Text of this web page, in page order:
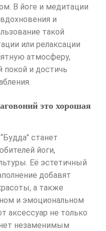
В йоге и медитации
и
такой
или релаксации
атмосферу,
покой и достичь
это хорошая
станет
йоги,
Её эстетичный
добавят
а также
и эмоциональном
аксессуар не только
незаменимым